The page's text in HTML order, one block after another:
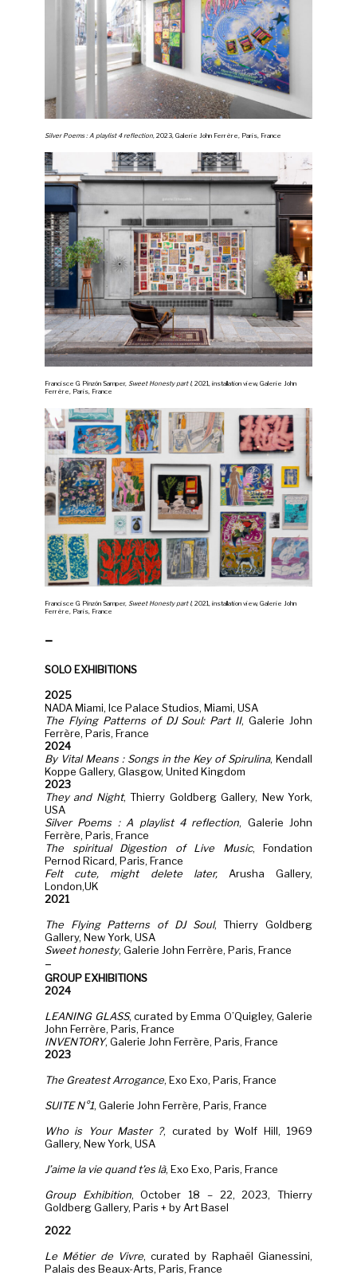
Silver Poems : A playlist 4 reflection , 2023, Galerie John Ferrère, Paris, France
Francisce G Pinzón Samper, Sweet Honesty part I, 2021, installation view, Galerie John
Ferrère, Paris, France
Francisce G Pinzón Samper, Sweet Honesty part I, 2021, installation view, Galerie John
Ferrère, Paris, France
–
SOLO EXHIBITIONS
2025
NADA Miami, Ice Palace Studios, Miami, USA
The Flying Patterns of DJ Soul: Part II, Galerie John
Ferrère, Paris, France
2024
By Vital Means : Songs in the Key of Spirulina, Kendall
Koppe Gallery, Glasgow, United Kingdom
2023
They and Night, Thierry Goldberg Gallery, New York,
USA
Silver Poems : A playlist 4 reflection, Galerie John
Ferrère, Paris, France
The spiritual Digestion of Live Music, Fondation
Pernod Ricard, Paris, France
Felt cute, might delete later, Arusha Gallery,
London,UK
2021
The Flying Patterns of DJ Soul, Thierry Goldberg
Gallery, New York, USA
Sweet honesty, Galerie John Ferrère, Paris, France
–
GROUP EXHIBITIONS
2024
LEANING GLASS, curated by Emma O’Quigley, Galerie
John Ferrère, Paris, France
INVENTORY, Galerie John Ferrère, Paris, France
2023
The Greatest Arrogance, Exo Exo, Paris, France
SUITE N°1, Galerie John Ferrère, Paris, France
Who is Your Master ?, curated by Wolf Hill, 1969
Gallery, New York, USA
J’aime la vie quand t’es là, Exo Exo, Paris, France
Group Exhibition, October 18 – 22, 2023, Thierry
Goldberg Gallery, Paris + by Art Basel
2022
Le Métier de Vivre, curated by Raphaël Gianessini,
Palais des Beaux-Arts, Paris, France